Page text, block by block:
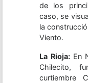
de los
caso, se
la
Viento.
La Rioja: En
Chilecito,
curtiembre